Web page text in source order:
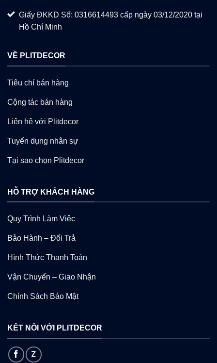
Giấy ĐKKD Số: 0316614493 cấp ngày 03/12/2020 tại
Hồ Chí Minh
VỀ PLITDECOR
Tiêu chí bán hàng
Cộng tác bán hàng
Liên hệ với Plitdecor
Tuyển dụng nhân sự
Tại sao chọn Plitdecor
HỖ TRỢ KHÁCH HÀNG
Quy Trình Làm Việc
Bảo Hành – Đổi Trả
Hình Thức Thanh Toán
Vận Chuyển – Giao Nhận
Chính Sách Bảo Mật
KẾT NỐI VỚI PLITDECOR